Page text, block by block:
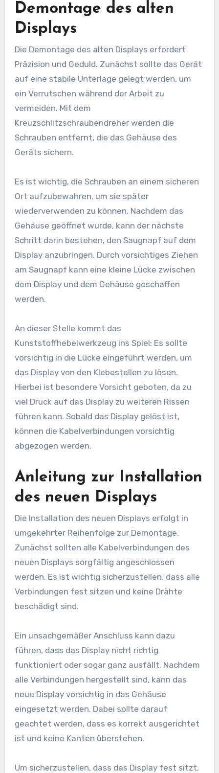
Demontage des alten
Displays
Die Demontage des alten Displays erfordert
Präzision und Geduld. Zunächst sollte das Gerät
auf eine stabile Unterlage gelegt werden, um
ein Verrutschen während der Arbeit zu
vermeiden. Mit dem
Kreuzschlitzschraubendreher werden die
Schrauben entfernt, die das Gehäuse des
Geräts sichern.
Es ist wichtig, die Schrauben an einem sicheren
Ort aufzubewahren, um sie später
wiederverwenden zu können. Nachdem das
Gehäuse geöffnet wurde, kann der nächste
Schritt darin bestehen, den Saugnapf auf dem
Display anzubringen. Durch vorsichtiges Ziehen
am Saugnapf kann eine kleine Lücke zwischen
dem Display und dem Gehäuse geschaffen
werden.
An dieser Stelle kommt das
Kunststoffhebelwerkzeug ins Spiel: Es sollte
vorsichtig in die Lücke eingeführt werden, um
das Display von den Klebestellen zu lösen.
Hierbei ist besondere Vorsicht geboten, da zu
viel Druck auf das Display zu weiteren Rissen
führen kann. Sobald das Display gelöst ist,
können die Kabelverbindungen vorsichtig
abgezogen werden.
Anleitung zur Installation
des neuen Displays
Die Installation des neuen Displays erfolgt in
umgekehrter Reihenfolge zur Demontage.
Zunächst sollten alle Kabelverbindungen des
neuen Displays sorgfältig angeschlossen
werden. Es ist wichtig sicherzustellen, dass alle
Verbindungen fest sitzen und keine Drähte
beschädigt sind.
Ein unsachgemäßer Anschluss kann dazu
führen, dass das Display nicht richtig
funktioniert oder sogar ganz ausfällt. Nachdem
alle Verbindungen hergestellt sind, kann das
neue Display vorsichtig in das Gehäuse
eingesetzt werden. Dabei sollte darauf
geachtet werden, dass es korrekt ausgerichtet
ist und keine Kanten überstehen.
Um sicherzustellen, dass das Display fest sitzt,